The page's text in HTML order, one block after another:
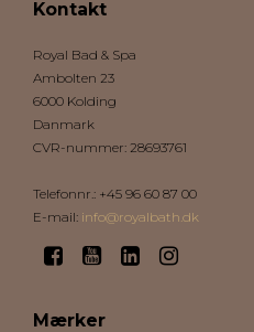
Kontakt
Royal Bad & Spa
Ambolten 23
6000 Kolding
Danmark
CVR-nummer: 28693761
Telefonnr. : +45 96 60 87 00
E-mail: info@royalbath.dk
Mærker